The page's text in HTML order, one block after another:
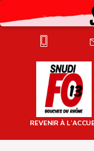
REVENIR À